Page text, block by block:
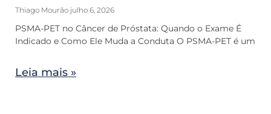
Thiago Mourão julho 6, 2026
PSMA-PET no Câncer de Próstata: Quando o Exame É
Indicado e Como Ele Muda a Conduta O PSMA-PET é um
Leia mais »